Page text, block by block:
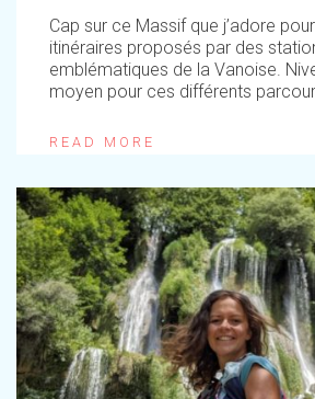
Cap sur ce Massif que j’adore
itinéraires proposés par des
emblématiques de la Vanoise.
moyen pour ces différents
READ MORE